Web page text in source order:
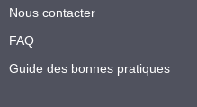
Nous contacter
FAQ
Guide des bonnes pratiques